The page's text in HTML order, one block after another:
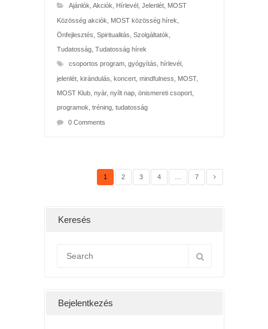
Ajánlók Akciók Hírlevél, Jelenlét, MOST
Közösség akciók MOST közösség hírek
Önfejlesztés Spiritualitás Szolgáltatók
Tudatosság, Tudatosság hírek
csoportos program, gyógyítás hírlevél,
jelenlét, kirándulás koncert, mindfulness MOST,
MOST Klub, nyár, nyílt nap, önismereti csoport,
programok tréning, tudatosság
0 Comments
1 2 3 4 7
Keresés
Bejelentkezés